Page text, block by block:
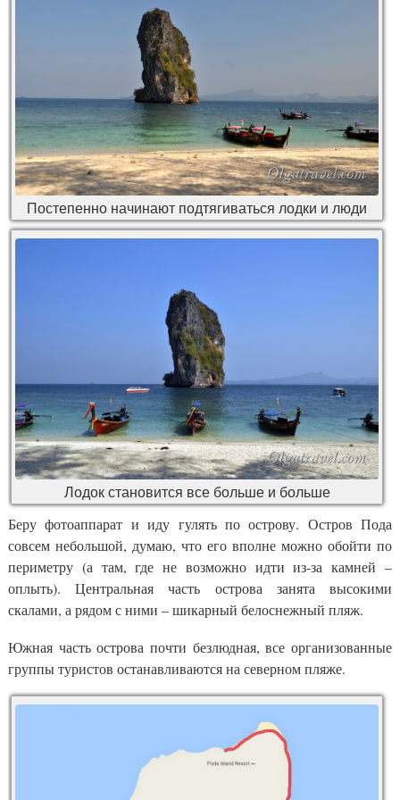
Постепенно начинают подтягиваться лодки и люди
Лодок становится все больше и больше
Беру фотоаппарат и иду гулять по острову. Остров Пода
совсем небольшой, думаю, что его вполне можно обойти по
периметру (а там, где не возможно идти из-за камней –
оплыть). Центральная часть острова занята высокими
скалами, а рядом с ними – шикарный белоснежный пляж.
Южная часть острова почти безлюдная, все организованные
группы туристов останавливаются на северном пляже.